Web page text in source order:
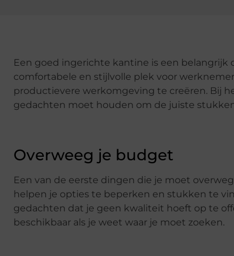
Een goed ingerichte kantine is een belangrijk
comfortabele en stijlvolle plek voor
productievere werkomgeving te creëren. Bij
gedachten moet houden om de juiste
Overweeg je budget
Een van de eerste dingen die je moet
helpen je opties te beperken en stukken te
gedachten dat je geen kwaliteit hoeft op te
beschikbaar als je weet waar je moet zoeken.